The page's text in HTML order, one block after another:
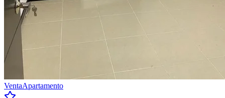
VentaApartamento